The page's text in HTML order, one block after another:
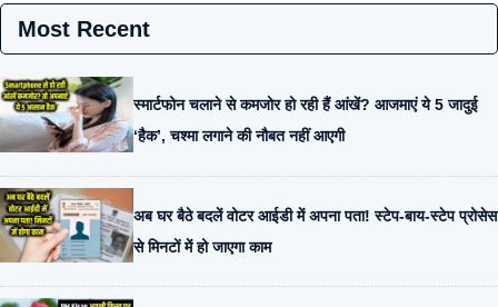
Most Recent
स्मार्टफोन चलाने से कमजोर हो रही हैं आंखें? आजमाएं ये 5 जादुई
‘हैक’, चश्मा लगाने की नौबत नहीं आएगी
अब घर बैठे बदलें वोटर आईडी में अपना पता! स्टेप-बाय-स्टेप प्रोसेस
से मिनटों में हो जाएगा काम